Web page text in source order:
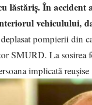
lăstăriș. În
vehiculului,
pompierii din
SMURD. La sosirea
implicată reușise